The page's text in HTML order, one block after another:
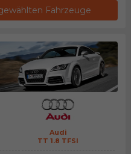
Fahrzeuge
Audi
TT 1.8 TFSI